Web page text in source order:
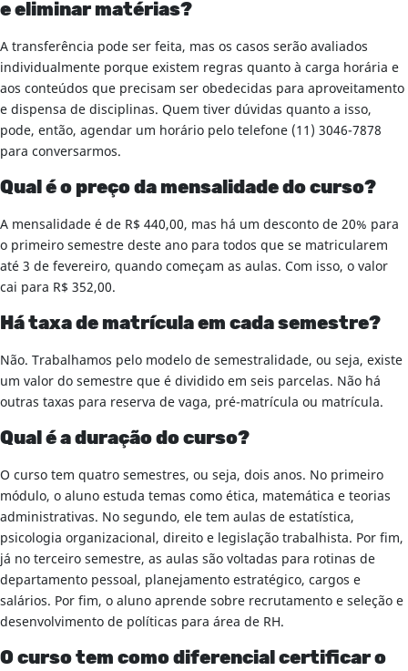
e eliminar matérias?
A transferência pode ser feita, mas os casos serão avaliados
individualmente porque existem regras quanto à carga horária e
aos conteúdos que precisam ser obedecidas para aproveitamento
e dispensa de disciplinas. Quem tiver dúvidas quanto a isso,
pode, então, agendar um horário pelo telefone (11) 3046-7878
para conversarmos.
Qual é o preço da mensalidade do curso?
A mensalidade é de R$ 440,00, mas há um desconto de 20% para
o primeiro semestre deste ano para todos que se matricularem
até 3 de fevereiro, quando começam as aulas. Com isso, o valor
cai para R$ 352,00.
Há taxa de matrícula em cada semestre?
Não. Trabalhamos pelo modelo de semestralidade, ou seja, existe
um valor do semestre que é dividido em seis parcelas. Não há
outras taxas para reserva de vaga, pré-matrícula ou matrícula.
Qual é a duração do curso?
O curso tem quatro semestres, ou seja, dois anos. No primeiro
módulo, o aluno estuda temas como ética, matemática e teorias
administrativas. No segundo, ele tem aulas de estatística,
psicologia organizacional, direito e legislação trabalhista. Por fim,
já no terceiro semestre, as aulas são voltadas para rotinas de
departamento pessoal, planejamento estratégico, cargos e
salários. Por fim, o aluno aprende sobre recrutamento e seleção e
desenvolvimento de políticas para área de RH.
O curso tem como diferencial certificar o